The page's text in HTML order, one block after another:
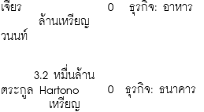
เจียร
วนนท์
ล้านเหรียญ
0 ธุรกิจ: อาหาร
ตระกูล Hartono
3.2 หมื่นล้าน
เหรียญ
0 ธุรกิจ: ธนาคาร